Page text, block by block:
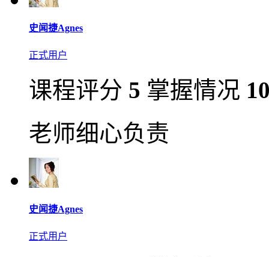
史闻捷Agnes
正式用户
课程评分 5 掌握情况
老师细心负责
史闻捷Agnes
正式用户